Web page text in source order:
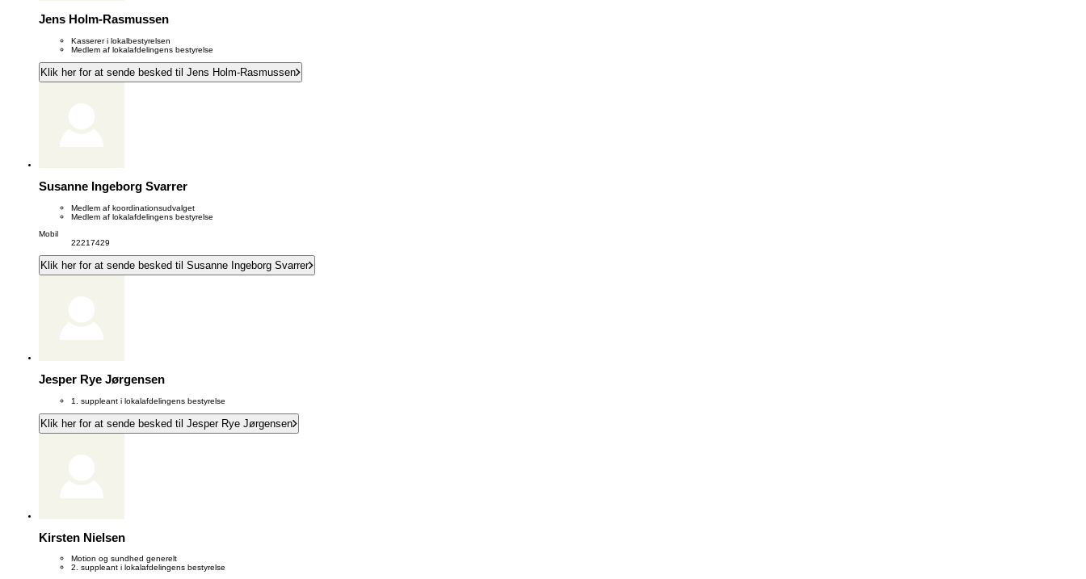
Jens Holm-Rasmussen
Kasserer i lokalbestyrelsen
Medlem af lokalafdelingens bestyrelse
Klik her for at sende besked til Jens Holm-Rasmussen
Susanne Ingeborg Svarrer
Medlem af koordinationsudvalget
Medlem af lokalafdelingens bestyrelse
Mobil
22217429
Klik her for at sende besked til Susanne Ingeborg Svarrer
Jesper Rye Jørgensen
1. suppleant i lokalafdelingens bestyrelse
Klik her for at sende besked til Jesper Rye Jørgensen
Kirsten Nielsen
Motion og sundhed generelt
2. suppleant i lokalafdelingens bestyrelse